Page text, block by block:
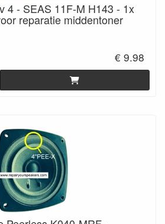
4 - SEAS 11F-M H143 - 1x
reparatie middentoner
€ 9.98